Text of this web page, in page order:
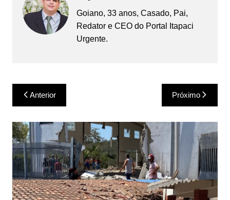
Goiano, 33 anos, Casado, Pai,
Redator e CEO do Portal Itapaci
Urgente.
Navegação
de
Post
Anterior Próximo